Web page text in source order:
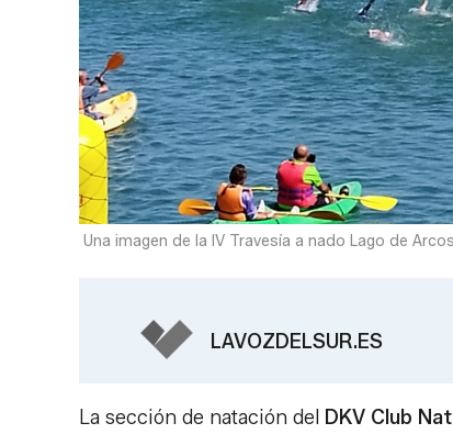
Una imagen de la IV Travesía a nado Lago de
LAVOZDELSUR.ES
La sección de natación del DKV Club